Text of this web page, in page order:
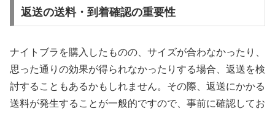
返送の送料・到着確認の重要性
ナイトブラを購入したものの、サイズが合わなかったり、
思った通りの効果が得られなかったりする場合、返送を検
討することもあるかもしれません。その際、返送にかかる
送料が発生することが一般的ですので、事前に確認してお